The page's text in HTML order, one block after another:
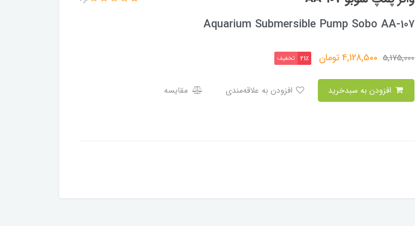
Aquarium Submersible Pump Sobo AA-107
5,175,000
4,128,500تومان 21٪ تخفیف
مقایسه